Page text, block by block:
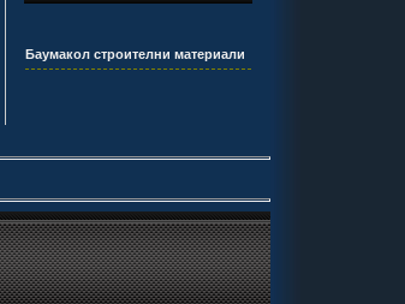
Баумакол строителни материали